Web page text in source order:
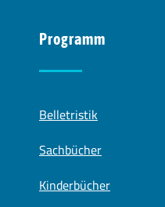
Programm
Belletristik
Sachbücher
Kinderbücher